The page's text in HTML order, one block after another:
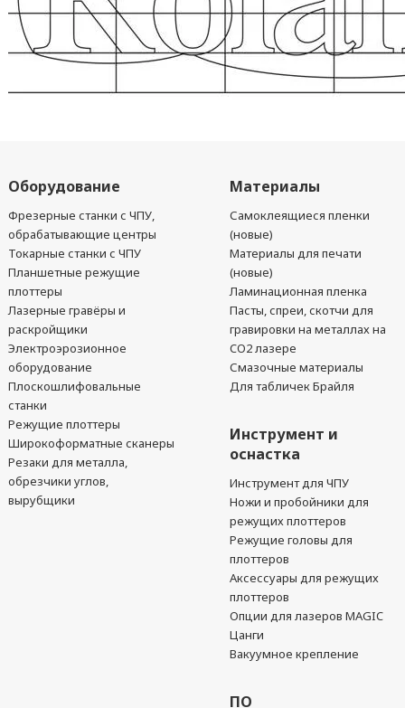
Оборудование
Фрезерные станки с ЧПУ,
обрабатывающие центры
Токарные станки с ЧПУ
Планшетные режущие
плоттеры
Лазерные гравёры и
раскройщики
Электроэрозионное
оборудование
Плоскошлифовальные
станки
Режущие плоттеры
Широкоформатные сканеры
Резаки для металла,
обрезчики углов,
вырубщики
Материалы
Самоклеящиеся пленки
(новые)
Материалы для печати
(новые)
Ламинационная пленка
Пасты, спреи, скотчи для
гравировки на металлах на
CO2 лазере
Смазочные материалы
Для табличек Брайля
Инструмент и
оснастка
Инструмент для ЧПУ
Ножи и пробойники для
режущих плоттеров
Режущие головы для
плоттеров
Аксессуары для режущих
плоттеров
Опции для лазеров MAGIC
Цанги
Вакуумное крепление
ПО